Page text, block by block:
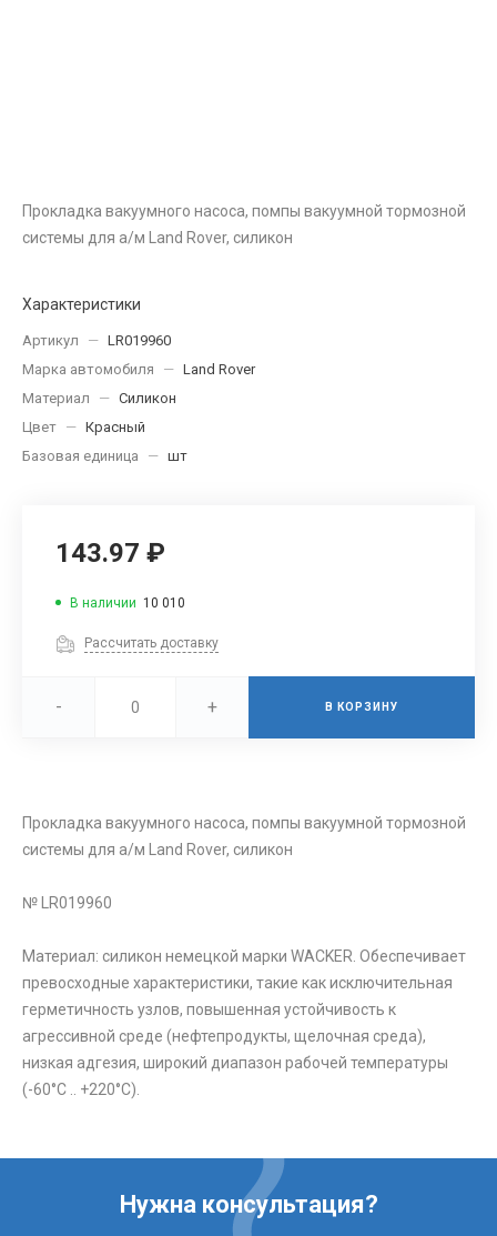
Прокладка вакуумного насоса, помпы вакуумной тормозной
системы для а/м Land Rover, силикон
Характеристики
Артикул — LR019960
Марка автомобиля
— Land Rover
Материал
— Силикон
Цвет — Красный
Базовая единица
— шт
143.97 ₽
В наличии 10 010
Рассчитать доставку
- + В КОРЗИНУ
Прокладка вакуумного насоса, помпы вакуумной тормозной
системы для а/м Land Rover, силикон
№ LR019960
Материал: силикон немецкой марки WACKER. Обеспечивает
превосходные характеристики, такие как исключительная
герметичность узлов, повышенная устойчивость к
агрессивной среде (нефтепродукты, щелочная среда),
низкая адгезия, широкий диапазон рабочей температуры
(-60°C .. +220°C).
Нужна консультация?